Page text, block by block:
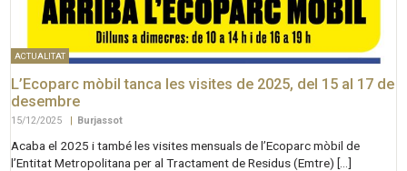
ACTUALITAT
L’Ecoparc mòbil tanca les visites de 2025, del 15 al 17 de
desembre
15/12/2025 | Burjassot
Acaba el 2025 i també les visites mensuals de l’Ecoparc mòbil de
l’Entitat Metropolitana per al Tractament de Residus (Emtre) […]